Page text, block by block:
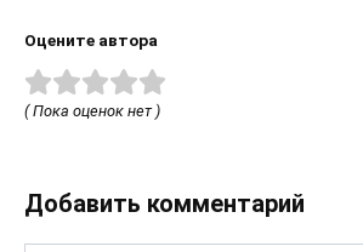
Оцените автора
( Пока оценок нет )
Добавить комментарий